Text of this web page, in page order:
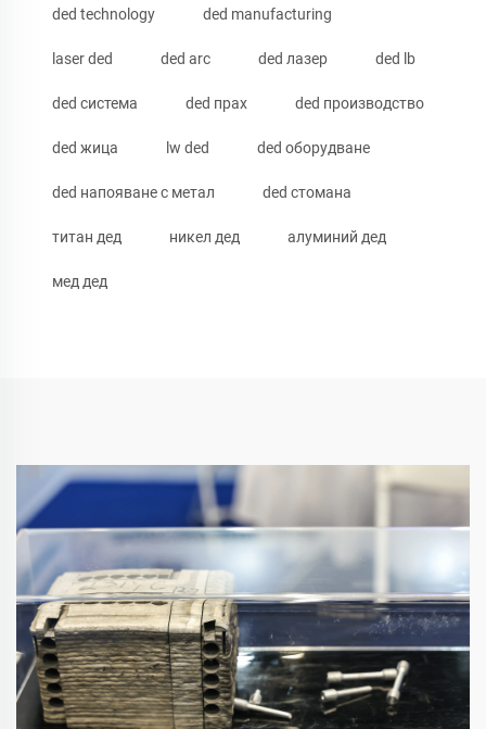
ded technology ded manufacturing
laser ded ded arc ded лазер ded lb
ded система ded прах ded производство
ded жица lw ded ded оборудване
ded напояване с метал ded стомана
титан дед никел дед алуминий дед
мед дед